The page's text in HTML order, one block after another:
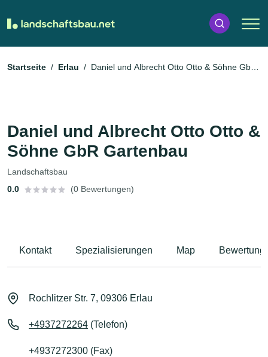
Startseite Erlau
Daniel und Albrecht Otto Otto & Söhne GbR
Daniel und Albrecht Otto Otto &
Söhne GbR Gartenbau
Landschaftsbau
0.0
(0 Bewertungen)
Kontakt Spezialisierungen Map
Rochlitzer Str. 7, 09306 Erlau
+4937272264 (Telefon)
+4937272300 (Fax)